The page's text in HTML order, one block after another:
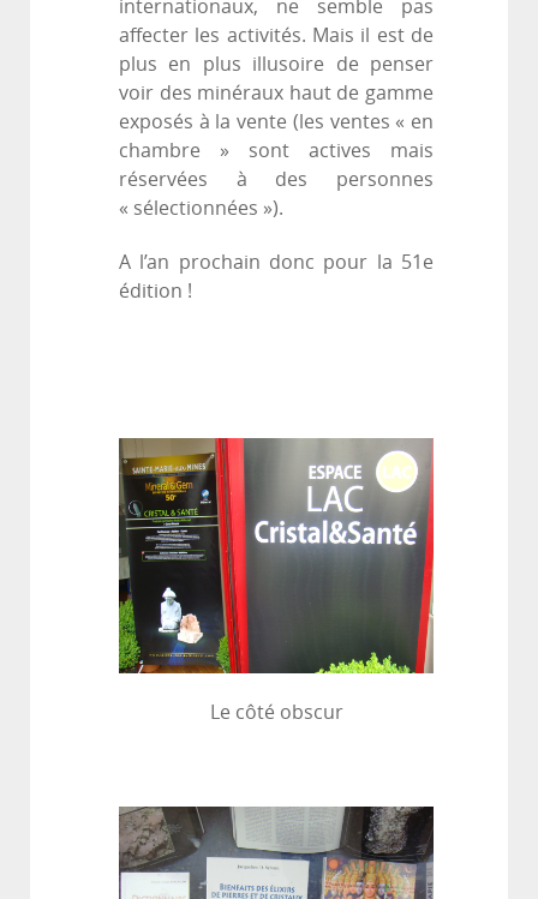
internationaux, ne semble pas
affecter les activités. Mais il est de
plus en plus illusoire de penser
voir des minéraux haut de gamme
exposés à la vente (les ventes « en
chambre » sont actives mais
réservées à des personnes
« sélectionnées »).
A l’an prochain donc pour la 51e
édition !
Le côté obscur